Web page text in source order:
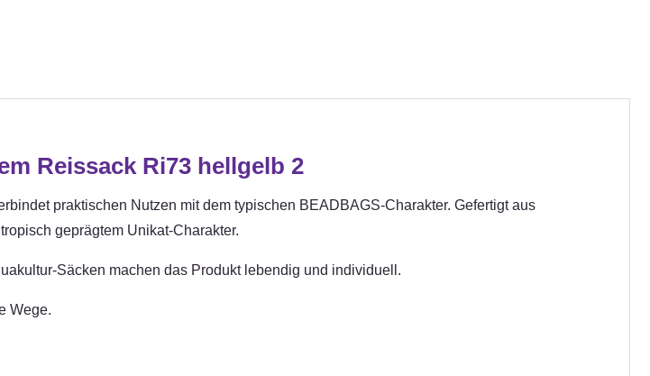
Reissack Ri73 hellgelb 2
praktischen Nutzen mit dem typischen BEADBAGS-Charakter. Gefertigt aus
geprägtem Unikat-Charakter.
Säcken machen das Produkt lebendig und individuell.
Wege.